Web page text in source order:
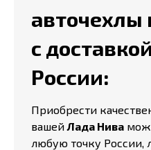
авточехлы
с
России:
Приобрести
вашейЛада Нива
любую точку России,